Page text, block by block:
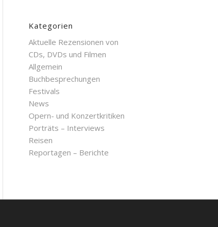
Kategorien
Aktuelle Rezensionen von
CDs, DVDs und Filmen
Allgemein
Buchbesprechungen
Festivals
News
Opern- und Konzertkritiken
Porträts – Interviews
Reisen
Reportagen – Berichte